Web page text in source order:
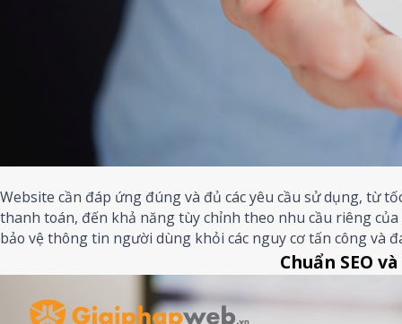
Website cần đáp ứng đúng và đủ các yêu cầu sử dụng, từ
thanh toán, đến khả năng tùy chỉnh theo nhu cầu riêng
bảo vệ thông tin người dùng khỏi các nguy cơ tấn công và
Chuẩn SEO